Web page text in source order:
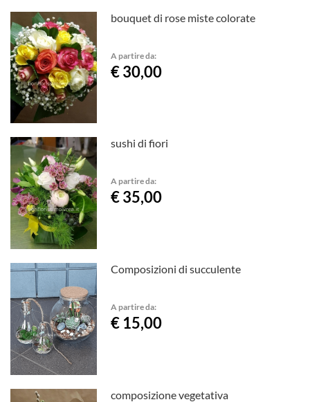
bouquet di rose miste colorate
A partire da:
€ 30,00
sushi di fiori
A partire da:
€ 35,00
Composizioni di succulente
A partire da:
€ 15,00
composizione vegetativa